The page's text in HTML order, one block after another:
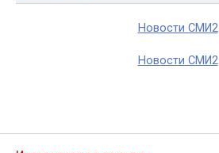
Новости СМИ2
Новости СМИ2